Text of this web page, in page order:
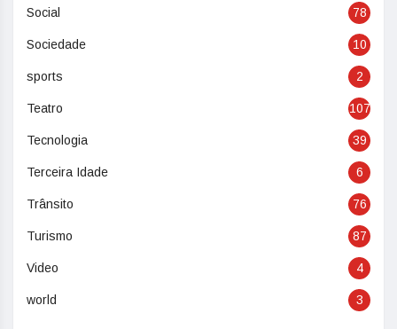
Social 78
Sociedade 10
sports 2
Teatro 107
Tecnologia 39
Terceira Idade 6
Trânsito 76
Turismo 87
Video 4
world 3